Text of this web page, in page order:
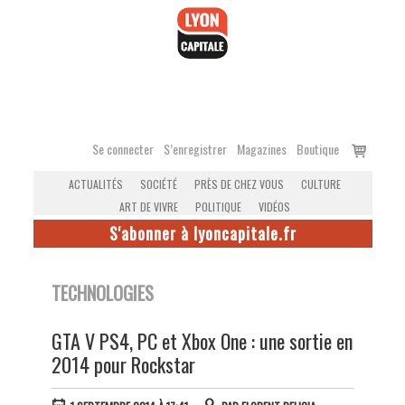
Se connecter S’enregistrer Magazines Boutique
Voir
ACTUALITÉS SOCIÉTÉ PRÈS DE CHEZ VOUS
CULTURE
ART DE VIVRE
POLITIQUE VIDÉOS
S'abonner à lyoncapitale.fr
TECHNOLOGIES
GTA V PS4, PC et Xbox One : une sortie en
2014 pour Rockstar